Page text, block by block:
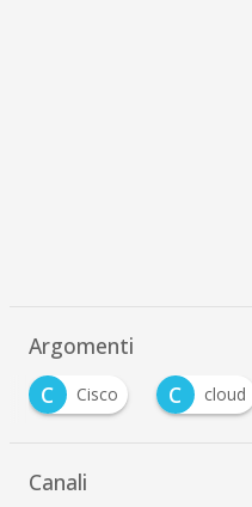
Argomenti
C
Cisco C cloud
Canali